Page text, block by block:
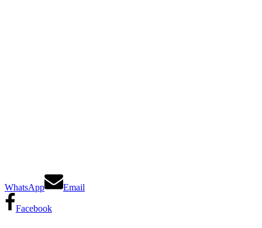
WhatsApp Email
Facebook